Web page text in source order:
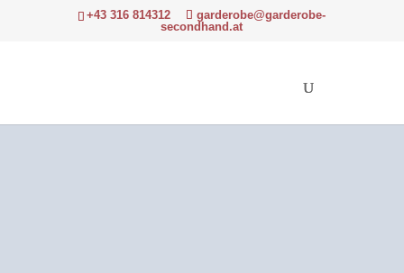
+43 316 814312
garderobe@garderobe-
secondhand.at